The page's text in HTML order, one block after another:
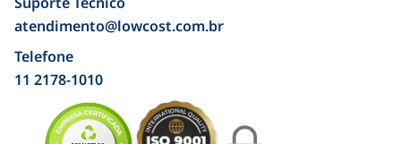
atendimento@lowcost.com.br
Telefone
11 2178-1010